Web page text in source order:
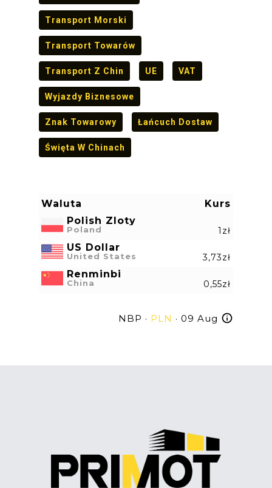
Transport Morski
Transport Towarów
Transport Z Chin UE VAT
Wyjazdy Biznesowe
Znak Towarowy Łańcuch Dostaw
Święta W Chinach
Waluta
Kurs
Polish Zloty
Poland 1zł
US Dollar
United States 3,73zł
Renminbi
China 0,55zł
NBP · PLN · 09 Aug